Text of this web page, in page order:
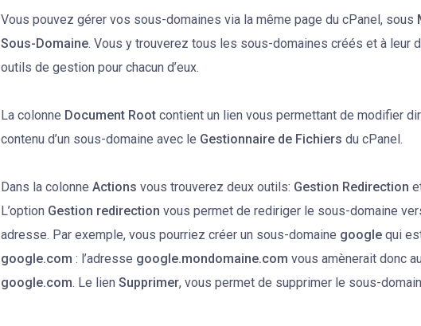
Vous pouvez gérer vos sous-domaines via la même page du cPanel, sous
Sous-Domaine. Vous y trouverez tous les sous-domaines créés et à leur
outils de gestion pour chacun d’eux.
La colonne Document Root contient un lien vous permettant de modifier
contenu d’un sous-domaine avec le Gestionnaire de Fichiers du cPanel.
Dans la colonne Actions vous trouverez deux outils: Gestion Redirection
L’option Gestion redirection vous permet de rediriger le sous-domaine
adresse. Par exemple, vous pourriez créer un sous-domaine google qui
google.com : l’adresse google.mondomaine.com vous amènerait donc
google.com. Le lien Supprimer, vous permet de supprimer le sous-